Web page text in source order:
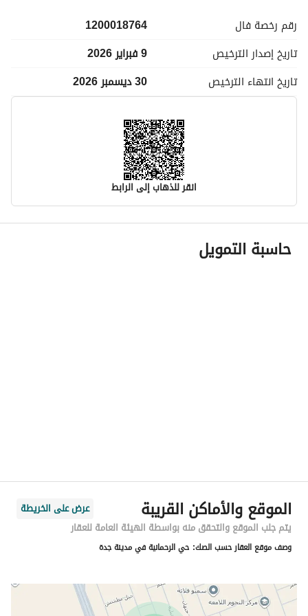
رقم رخصة فال
1200018764
تاريخ إصدار الترخيص
9 فبراير 2026
تاريخ انتهاء الترخيص 30 ديسمبر 2026
انقر للذهاب إلى الرابط
معلومات مسؤول الإعلان
اسم المسؤول
رقم المبنى
8473
الرقم الاضافي
2294
خط العرض
21.799368377258187
حاسبة التمويل
الموقع والأماكن القريبة
عرض على الخريطة
يتم جلب الموقع والتحقق منه بواسطة الهيئة العامة للعقار
وصف موقع العقار حسب الصك: حي الرحمانية في مدينة جدة